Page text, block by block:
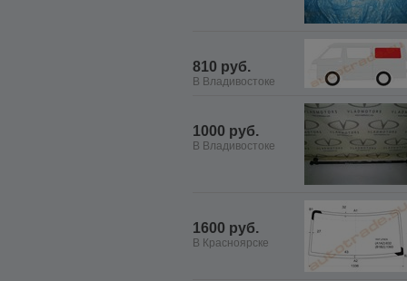
810 руб.
В Владивостоке
1000 руб.
В Владивостоке
1600 руб.
В Красноярске